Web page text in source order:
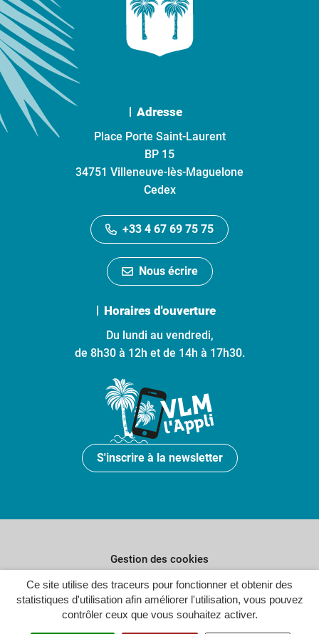
Ce site utilise des traceurs pour fonctionner et obtenir des
statistiques d'utilisation afin améliorer l'utilisation, vous pouvez
contrôler ceux que vous souhaitez activer.
Adresse
Place Porte Saint-Laurent
BP 15
34751 Villeneuve-lès-Maguelone
Cedex
+33 4 67 69 75 75
Nous écrire
Horaires d'ouverture
Du lundi au vendredi,
de 8h30 à 12h et de 14h à 17h30.
S'inscrire à la newsletter
Gestion des cookies
Plan du site
Politique de confidentialité